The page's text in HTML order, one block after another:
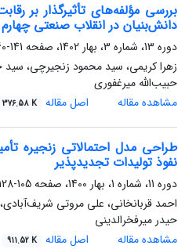
بررسی مؤلفه‌های تأثیرگذار بر
دانش‌بنیان در انقلاب صنعتی چهارم
دوره 13، شماره 3، بهار 1402، صفحه
141-160
زهرا کریمی، سید محمود زنجیرچی، سید
حبیب‌الله میرغفوری
مشاهده مقاله
اصل مقاله 376.58 K
طراحی مدل احتمالاتی زنجیره
نفوذ تولیدات تجدیدپذیر
دوره 11، شماره 1، بهار 1400، صفحه
105-128
احمد قربانخانی، علی مروتی
حیدر میرفخر‌الدینی
مشاهده مقاله
اصل مقاله 911.52 K